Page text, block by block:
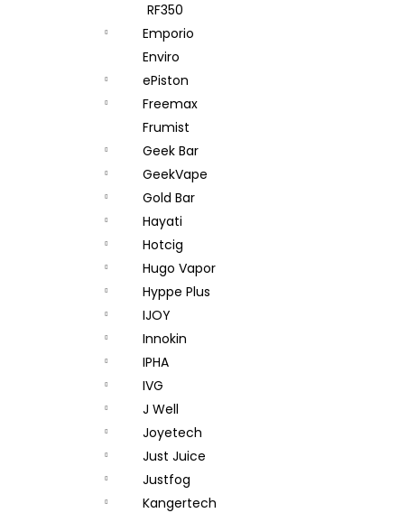
RF350
Emporio
Enviro
ePiston
Freemax
Frumist
Geek Bar
GeekVape
Gold Bar
Hayati
Hotcig
Hugo Vapor
Hyppe Plus
IJOY
Innokin
IPHA
IVG
J Well
Joyetech
Just Juice
Justfog
Kangertech